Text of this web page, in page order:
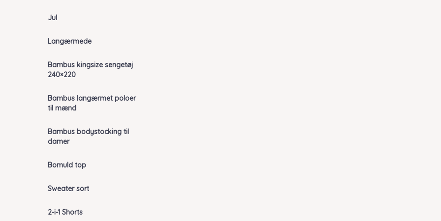
Jul
Langærmede
Bambus kingsize sengetøj
240×220
Bambus langærmet poloer
til mænd
Bambus bodystocking til
damer
Bomuld top
Sweater sort
2-i-1 Shorts